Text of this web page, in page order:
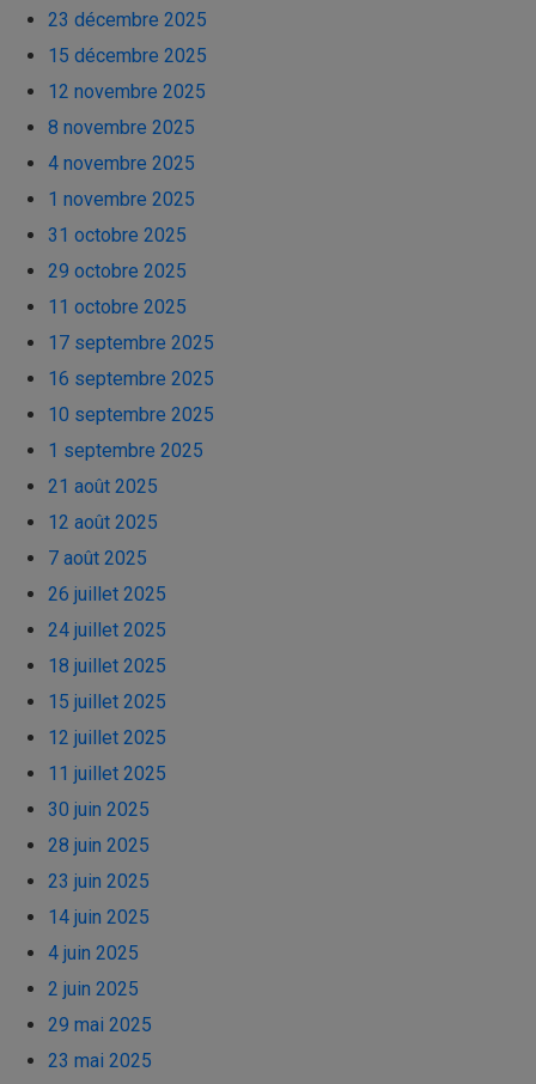
23 décembre 2025
15 décembre 2025
12 novembre 2025
8 novembre 2025
4 novembre 2025
1 novembre 2025
31 octobre 2025
29 octobre 2025
11 octobre 2025
17 septembre 2025
16 septembre 2025
10 septembre 2025
1 septembre 2025
21 août 2025
12 août 2025
7 août 2025
26 juillet 2025
24 juillet 2025
18 juillet 2025
15 juillet 2025
12 juillet 2025
11 juillet 2025
30 juin 2025
28 juin 2025
23 juin 2025
14 juin 2025
4 juin 2025
2 juin 2025
29 mai 2025
23 mai 2025